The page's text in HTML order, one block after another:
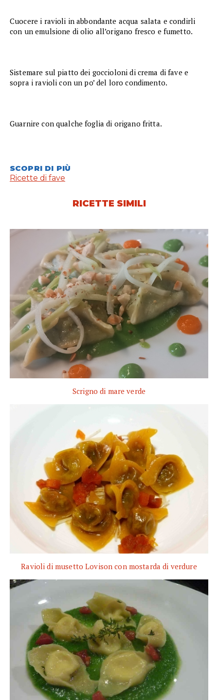
Cuocere i ravioli in abbondante acqua salata e condirli
con un emulsione di olio all’origano fresco e fumetto.
Sistemare sul piatto dei goccioloni di crema di fave e
sopra i ravioli con un po’ del loro condimento.
Guarnire con qualche foglia di origano fritta.
SCOPRI DI PIÙ
Ricette di fave
RICETTE SIMILI
Scrigno di mare verde
Ravioli di musetto Lovison con mostarda di verdure